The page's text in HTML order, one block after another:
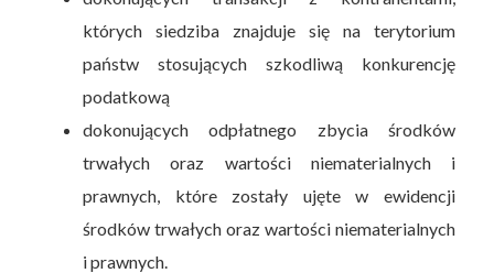
których siedziba znajduje się na terytorium
państw stosujących szkodliwą konkurencję
podatkową
dokonujących odpłatnego zbycia środków
trwałych oraz wartości niematerialnych i
prawnych, które zostały ujęte w ewidencji
środków trwałych oraz wartości niematerialnych
i prawnych.